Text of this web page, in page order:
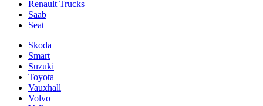
Renault Trucks
Saab
Seat
Skoda
Smart
Suzuki
Toyota
Vauxhall
Volvo